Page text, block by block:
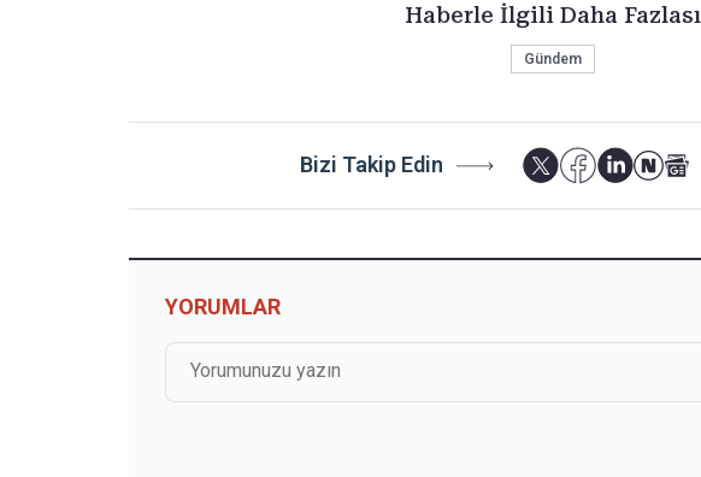
Haberle İlgili Daha Fazlası
Gündem
Bizi Takip Edin
YORUMLAR